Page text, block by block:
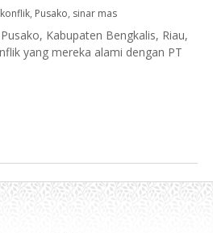
konflik, Pusako, sinar mas
Kabupaten Bengkalis, Riau,
yang mereka alami dengan PT